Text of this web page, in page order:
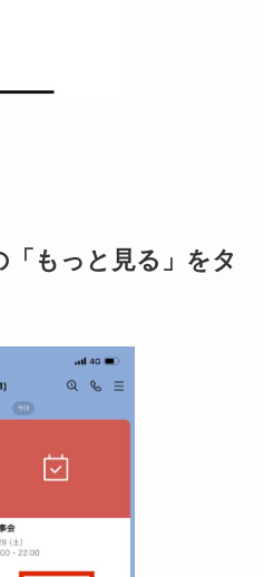
もっと見る」をタ